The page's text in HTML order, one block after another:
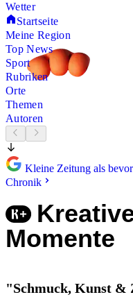
Wetter
Startseite
Meine Region
Top News
Sport
Rubriken
Orte
Themen
Autoren
Kleine Zeitung als
Chronik
Momente
"Schmuck, Kunst &